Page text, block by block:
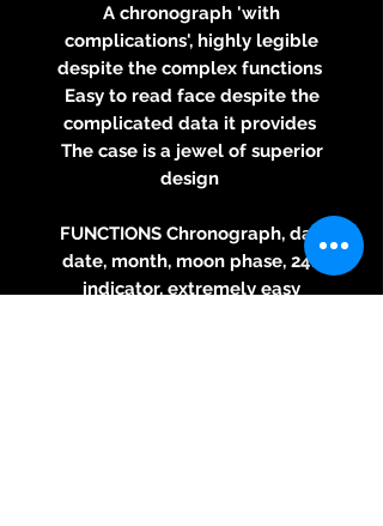
A chronograph 'with
complications', highly legible
despite the complex functions
Easy to read face despite the
complicated data it provides
The case is a jewel of superior
design
FUNCTIONS Chronograph, day,
date, month, moon phase, 24h
indicator, extremely easy